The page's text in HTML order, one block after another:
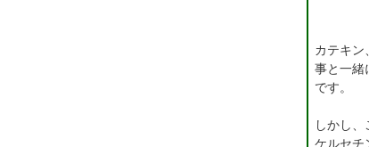
カテキン
事と一緒
です。
しかし、
ケルセチ